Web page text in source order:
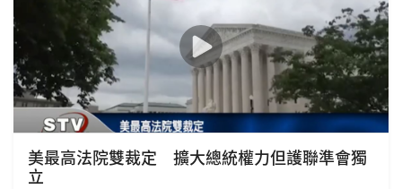
美最高法院雙裁定 擴大總統權力但護聯準會獨
立